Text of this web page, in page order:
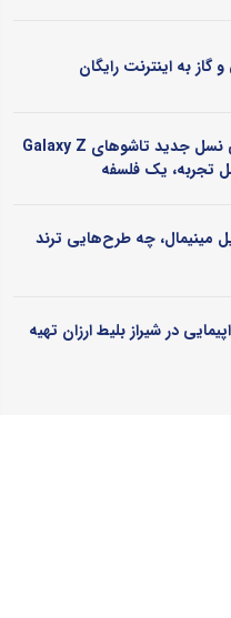
به اینترنت رایگان
پشت صحنه مهندسی نسل جدید تاشوهای Galaxy Z
یک فلسفه
مینیمال، چه طرح‌هایی ترند
در شیراز بلیط ارزان تهیه